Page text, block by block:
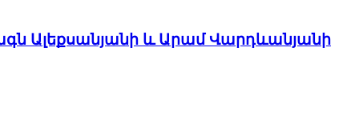
Ալեքսանյանի և Արամ Վարդևանյանի